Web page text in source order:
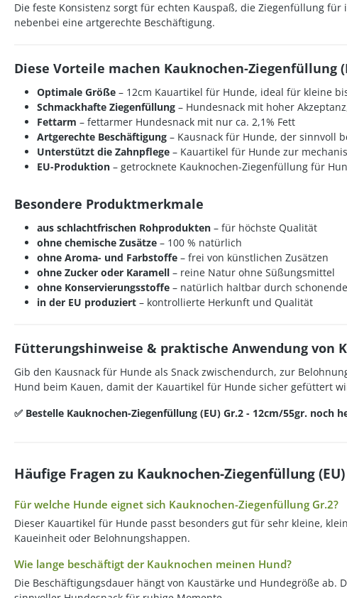
Die feste Konsistenz sorgt für echten Kauspaß, die Ziegenfüllung
nebenbei eine artgerechte Beschäftigung.
Diese Vorteile machen Kauknochen-Ziegenfüllung
Optimale Größe – 12cm Kauartikel für Hunde, ideal für kleine
Schmackhafte Ziegenfüllung – Hundesnack mit hoher
Fettarm – fettarmer Hundesnack mit nur ca. 2,1% Fett
Artgerechte Beschäftigung – Kausnack für Hunde, der sinnvoll
Unterstützt die Zahnpflege – Kauartikel für Hunde zur
EU-Produktion – getrocknete Kauknochen-Ziegenfüllung für
Besondere Produktmerkmale
aus schlachtfrischen Rohprodukten – für höchste Qualität
ohne chemische Zusätze – 100 % natürlich
ohne Aroma- und Farbstoffe – frei von künstlichen Zusätzen
ohne Zucker oder Karamell – reine Natur ohne Süßungsmittel
ohne Konservierungsstoffe – natürlich haltbar durch
in der EU produziert – kontrollierte Herkunft und Qualität
Fütterungshinweise & praktische Anwendung von
Gib den Kausnack für Hunde als Snack zwischendurch, zur
Hund beim Kauen, damit der Kauartikel für Hunde sicher gefüttert
✅ Bestelle Kauknochen-Ziegenfüllung (EU) Gr.2 - 12cm/55gr.
Häufige Fragen zu Kauknochen-Ziegenfüllung
Für welche Hunde eignet sich Kauknochen-Ziegenfüllung Gr.2?
Dieser Kauartikel für Hunde passt besonders gut für sehr kleine,
Kaueinheit oder Belohnungshappen.
Wie lange beschäftigt der Kauknochen meinen Hund?
Die Beschäftigungsdauer hängt von Kaustärke und Hundegröße